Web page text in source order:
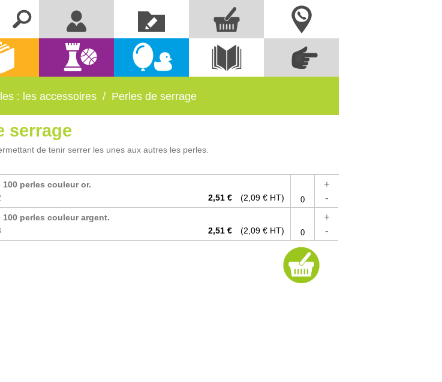
Me connecter
Créer un
compte
Nous contacter
Commandez
directement à partir
des références
Jeux
Kermesses
et fêtes
Voir le
catalogue
: les accessoires / Perles de serrage
serrage
de tenir serrer les unes aux autres les perles.
100 perles couleur or.
2,51 € (2,09 € HT)
+
-
100 perles couleur argent.
2,51 € (2,09 € HT)
+
-